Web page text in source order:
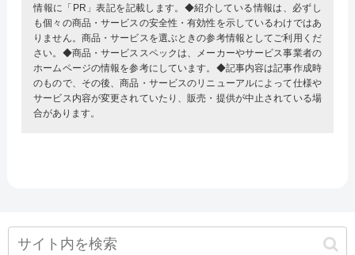
情報に「PR」表記を記載します。◆紹介している情報は、必ずし
も個々の商品・サービスの安全性・有効性を示しているわけではあ
りません。商品・サービスを選ぶときの参考情報としてご利用くだ
さい。◆商品・サービススペックは、メーカーやサービス事業者の
ホームページの情報を参考にしています。◆記事内容は記事作成時
のもので、その後、商品・サービスのリニューアルによって仕様や
サービス内容が変更されていたり、販売・提供が中止されている場
合があります。